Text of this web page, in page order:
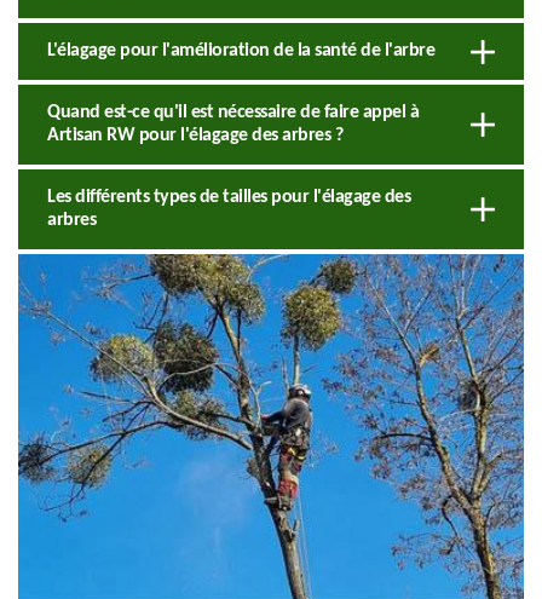
L'élagage pour l'amélioration de la santé de l'arbre
Quand est-ce qu'il est nécessaire de faire appel à
Artisan RW pour l'élagage des arbres ?
Les différents types de tailles pour l'élagage des
arbres